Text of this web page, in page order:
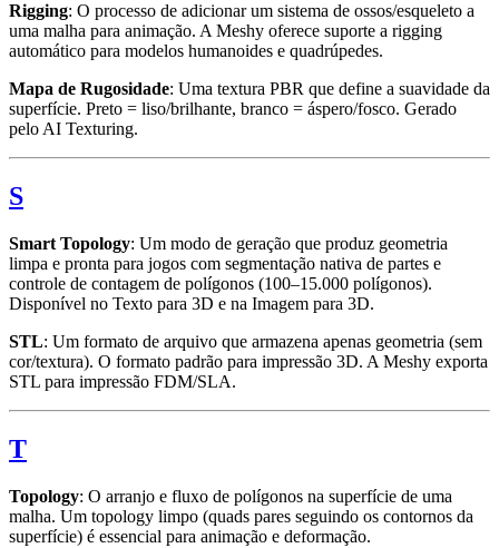
Rigging: O processo de adicionar um sistema de ossos/esqueleto a
uma malha para animação. A Meshy oferece suporte a rigging
automático para modelos humanoides e quadrúpedes.
Mapa de Rugosidade: Uma textura PBR que define a suavidade da
superfície. Preto = liso/brilhante, branco = áspero/fosco. Gerado
pelo AI Texturing.
S
Smart Topology: Um modo de geração que produz geometria
limpa e pronta para jogos com segmentação nativa de partes e
controle de contagem de polígonos (100–15.000 polígonos).
Disponível no Texto para 3D e na Imagem para 3D.
STL: Um formato de arquivo que armazena apenas geometria (sem
cor/textura). O formato padrão para impressão 3D. A Meshy exporta
STL para impressão FDM/SLA.
T
Topology: O arranjo e fluxo de polígonos na superfície de uma
malha. Um topology limpo (quads pares seguindo os contornos da
superfície) é essencial para animação e deformação.